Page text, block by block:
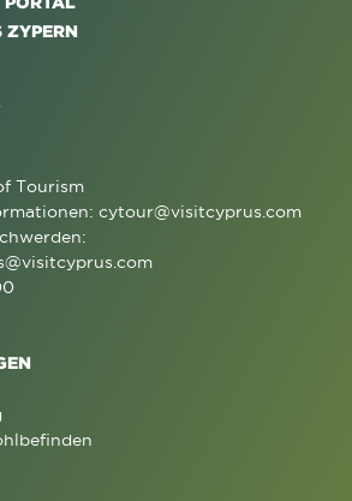
ZYPERN
Tourism
cytour@visitcyprus.com